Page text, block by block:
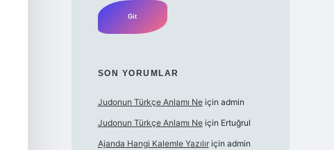
SON YORUMLAR
Judonun Türkçe Anlamı Neiçin admin
Judonun Türkçe Anlamı Neiçin Ertuğrul
Ajanda Hangi Kalemle Yazılıriçin admin